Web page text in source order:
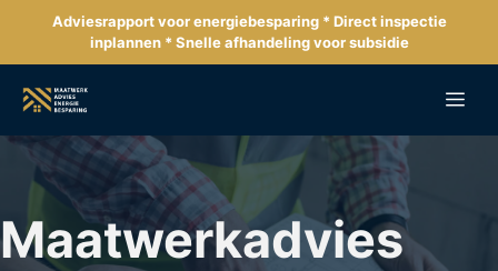
de
inhoud
Adviesrapport voor energiebesparing * Direct inspectie
inplannen * Snelle afhandeling voor subsidie
Maatwerkadvies